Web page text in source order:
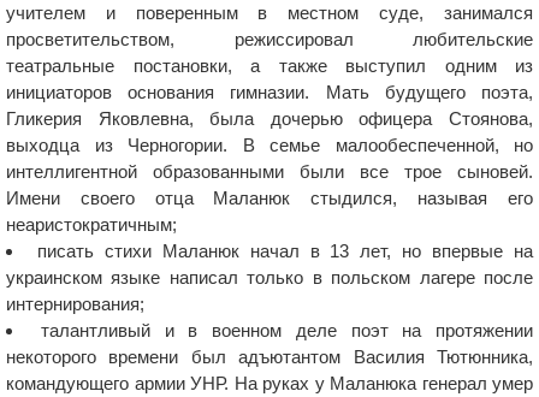
учителем и поверенным в местном суде, занимался
просветительством, режиссировал любительские
театральные постановки, а также выступил одним из
инициаторов основания гимназии. Мать будущего поэта,
Гликерия Яковлевна, была дочерью офицера Стоянова,
выходца из Черногории. В семье малообеспеченной, но
интеллигентной образованными были все трое сыновей.
Имени своего отца Маланюк стыдился, называя его
неаристократичным;
писать стихи Маланюк начал в 13 лет, но впервые на
украинском языке написал только в польском лагере после
интернирования;
талантливый и в военном деле поэт на протяжении
некоторого времени был адъютантом Василия Тютюнника,
командующего армии УНР. На руках у Маланюка генерал умер